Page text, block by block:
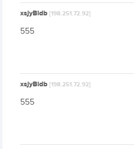
xsjyBldb[198.251.72.92]
555
xsjyBldb[198.251.72.92]
555